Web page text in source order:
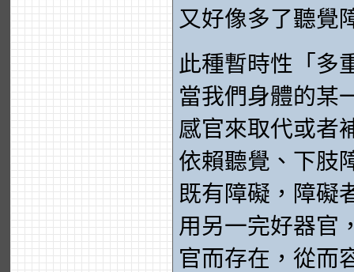
又好像多了聽覺
此種暫時性「多
當我們身體的某
感官來取代或者
依賴聽覺、下
既有障礙，障礙
用另一完好器官
官而存在，從而